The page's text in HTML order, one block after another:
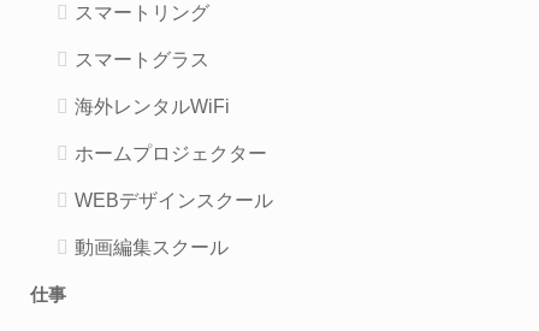
スマートリング
スマートグラス
海外レンタルWiFi
ホームプロジェクター
WEBデザインスクール
動画編集スクール
仕事